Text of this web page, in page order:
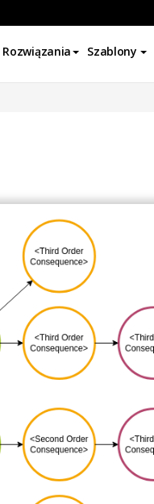
Rozwiązania Szablony